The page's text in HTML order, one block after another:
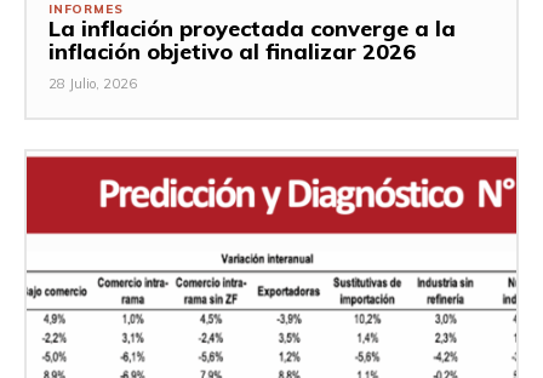
INFORMES
La inflación proyectada converge a la
inflación objetivo al finalizar 2026
28 Julio, 2026